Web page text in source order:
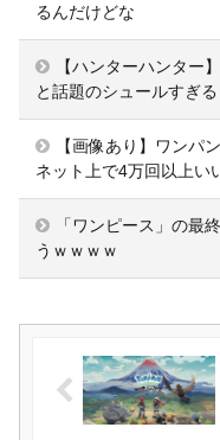
るんだけどな
【ハンターハンター
と話題のシュールすぎ
【画像あり】ワンパ
ネット上で4万回以上い
「ワンピース」の最
うｗｗｗｗ